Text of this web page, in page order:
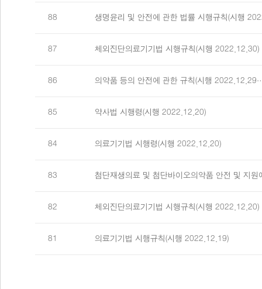
88 생명윤리 및 안전에 관한 법률 시행규칙(시행
87 체외진단의료기기법 시행규칙(시행 2022.12.30)
86 의약품 등의 안전에 관한 규칙(시행
85 약사법 시행령(시행 2022.12.20)
84 의료기기법 시행령(시행 2022.12.20)
83 첨단재생의료 및 첨단바이오의약품 안전 및 지
82 체외진단의료기기법 시행규칙(시행 2022.12.20)
81 의료기기법 시행규칙(시행 2022.12.19)